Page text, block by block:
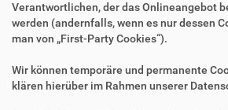
Verantwortlichen, der das Onlineangebot
werden (andernfalls, wenn es nur dessen
man von „First-Party Cookies“).
Wir können temporäre und permanente
klären hierüber im Rahmen unserer